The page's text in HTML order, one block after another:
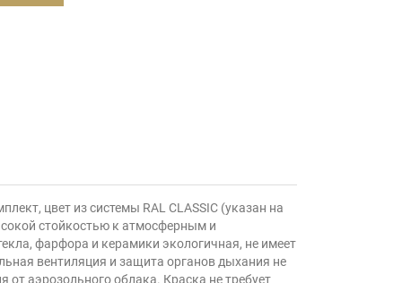
цвет из системы RAL CLASSIC (указан на
стойкостью к атмосферным и
фарфора и керамики экологичная, не имеет
вентиляция и защита органов дыхания не
аэрозольного облака. Краска не требует